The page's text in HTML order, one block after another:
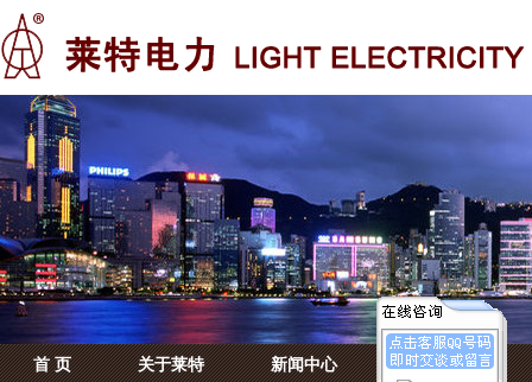
首 页 关于莱特 新闻中心 产品中心